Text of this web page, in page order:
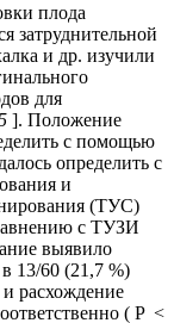
плода
затруднительной
и др. изучили
для
]. Положение
с помощью
определить с
и
(ТУС)
с ТУЗИ
выявило
13/60 (21,7 %)
и расхождение
( P <